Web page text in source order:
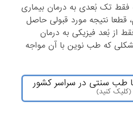
فقط تک بُعدی به درمان بیماری
قطعا نتیجه مورد قبولی حاصل
از بُعد فیزیکی به درمان
که طب نوین با آن مواجه
طب سنتی در سراسر کشور
(کلیک کنید)